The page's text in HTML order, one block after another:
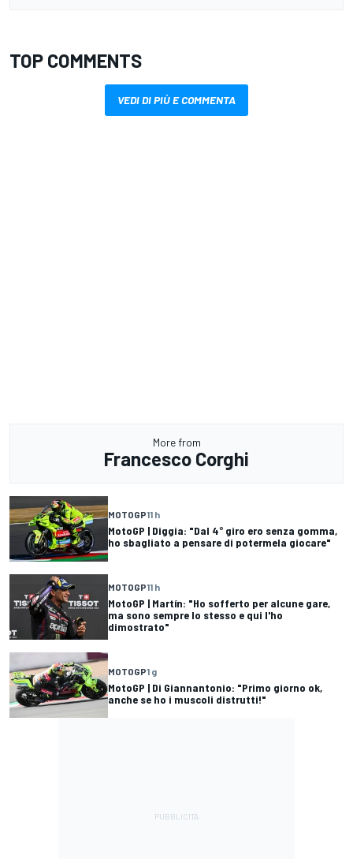
TOP COMMENTS
VEDI DI PIÙ E COMMENTA
More from
Francesco Corghi
MOTOGP11 h
MotoGP | Diggia: "Dal 4° giro ero senza gomma,
ho sbagliato a pensare di potermela giocare"
MOTOGP11 h
MotoGP | Martín: "Ho sofferto per alcune gare,
ma sono sempre lo stesso e qui l'ho
dimostrato"
MOTOGP1 g
MotoGP | Di Giannantonio: "Primo giorno ok,
anche se ho i muscoli distrutti!"